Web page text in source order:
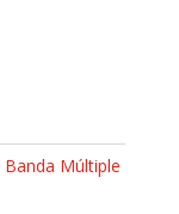
Banda Múltiple